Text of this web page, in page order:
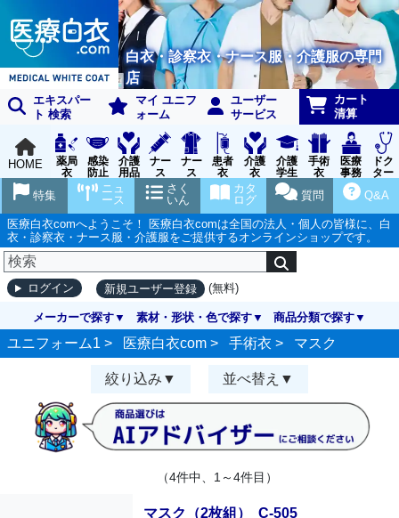
白衣・診察衣・ナース服・介護服の専門
店
エキスパー
ト 検索
マイ ユニフ
ォーム
ユーザー
サービス
カート
清算
HOME
薬局
衣
感染
防止
用品
介護
用品
ナー
ス
グッ
ズ
ナー
ス
ウェ
ア
患者
衣
介護
衣
介護
学生
実習
衣
手術
衣
医療
事務
受付
ドク
ター
ア
Q&A
質問
カタ
ログ
さく
いん
ニュ
ース
特集
医療白衣comへようこそ！ 医療白衣comは全国の法人・個人の皆様に、白
衣・診察衣・ナース服・介護服をご提供するオンラインショップです。
ログイン 新規ユーザー登録 (無料)
メーカーで探す 素材・形状・色で探す 商品分類で探す
ユニフォーム1 > 医療白衣com > 手術衣 > マスク
絞り込み 並べ替え
（4件中、1～4件目）
マスク（2枚組） C-505